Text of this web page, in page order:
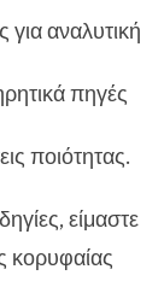
για αναλυτική
πηγές
ποιότητας.
είμαστε
κορυφαίας